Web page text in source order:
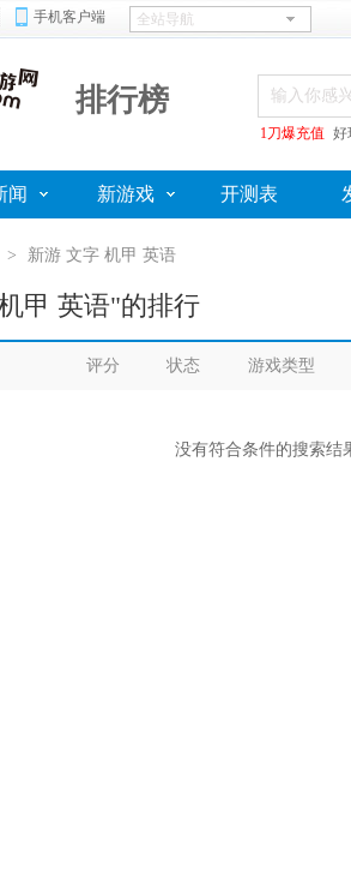
手机客户端
排行榜
1刀爆充值 好
闻 新游戏 开测表
> 新游 文字 机甲 英语
甲 英语"的排行
评分 状态 游戏类型
没有符合条件的搜索结